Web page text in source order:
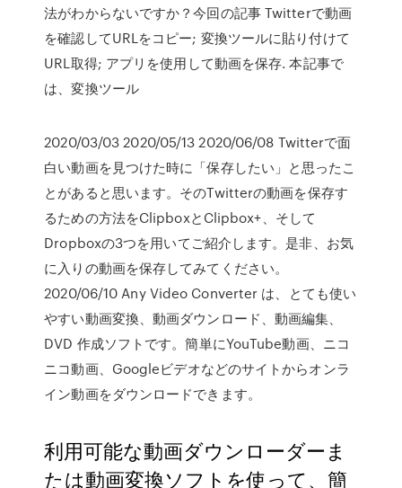
法がわからないですか？今回の記事 Twitterで動画
を確認してURLをコピー; 変換ツールに貼り付けて
URL取得; アプリを使用して動画を保存. 本記事で
は、変換ツール
2020/03/03 2020/05/13 2020/06/08 Twitterで面
白い動画を見つけた時に「保存したい」と思ったこ
とがあると思います。そのTwitterの動画を保存す
るための方法をClipboxとClipbox+、そして
Dropboxの3つを用いてご紹介します。是非、お気
に入りの動画を保存してみてください。
2020/06/10 Any Video Converter は、とても使い
やすい動画変換、動画ダウンロード、動画編集、
DVD 作成ソフトです。簡単にYouTube動画、ニコ
ニコ動画、Googleビデオなどのサイトからオンラ
イン動画をダウンロードできます。
利用可能な動画ダウンローダーま
たは動画変換ソフトを使って、簡